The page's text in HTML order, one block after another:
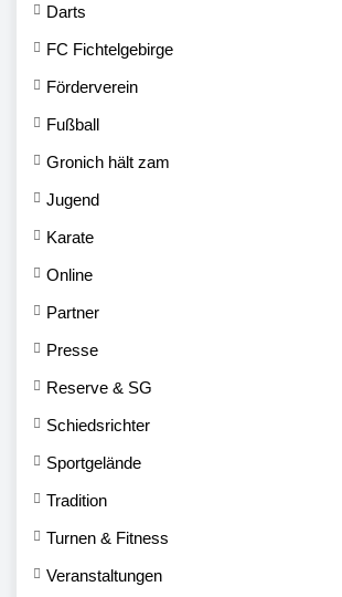
Darts
FC Fichtelgebirge
Förderverein
Fußball
Gronich hält zam
Jugend
Karate
Online
Partner
Presse
Reserve & SG
Schiedsrichter
Sportgelände
Tradition
Turnen & Fitness
Veranstaltungen